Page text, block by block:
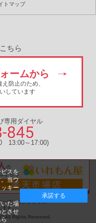
トマップ
ちら
ームから
防止のため、
しています
専用ダイヤル
13:00～17:00)
べてのコンテンツの
ます。
All Rights Reserved.
スを
当ウ
キー
た場
させ
承諾する